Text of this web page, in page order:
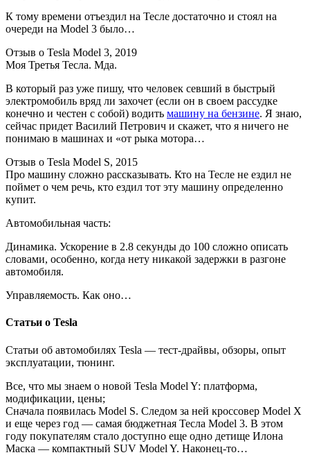
К тому времени отъездил на Тесле достаточно и стоял на
очереди на Model 3 было…
Отзыв о Tesla Model 3, 2019
Моя Третья Тесла. Мда.
В который раз уже пишу, что человек севший в быстрый
электромобиль вряд ли захочет (если он в своем рассудке
конечно и честен с собой) водить машину на бензине. Я знаю,
сейчас придет Василий Петрович и скажет, что я ничего не
понимаю в машинах и «от рыка мотора…
Отзыв о Tesla Model S, 2015
Про машину сложно рассказывать. Кто на Тесле не ездил не
поймет о чем речь, кто ездил тот эту машину определенно
купит.
Автомобильная часть:
Динамика. Ускорение в 2.8 секунды до 100 сложно описать
словами, особенно, когда нету никакой задержки в разгоне
автомобиля.
Управляемость. Как оно…
Статьи о Tesla
Статьи об автомобилях Tesla — тест-драйвы, обзоры, опыт
эксплуатации, тюнинг.
Все, что мы знаем о новой Tesla Model Y: платформа,
модификации, цены;
Сначала появилась Model S. Следом за ней кроссовер Model X
и еще через год — самая бюджетная Тесла Model 3. В этом
году покупателям стало доступно еще одно детище Илона
Маска — компактный SUV Model Y. Наконец-то…